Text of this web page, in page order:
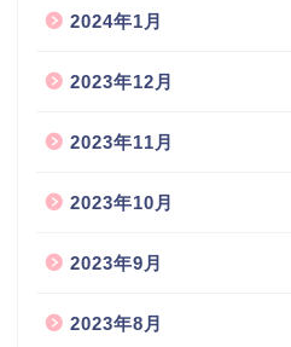
2024年1月
2023年12月
2023年11月
2023年10月
2023年9月
2023年8月